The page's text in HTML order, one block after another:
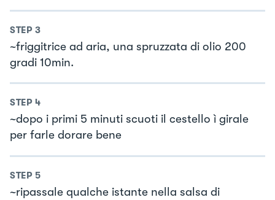
STEP 3
~friggitrice ad aria, una spruzzata di olio 200
gradi 10min.
STEP 4
~dopo i primi 5 minuti scuoti il cestello ì girale
per farle dorare bene
STEP 5
~ripassale qualche istante nella salsa di